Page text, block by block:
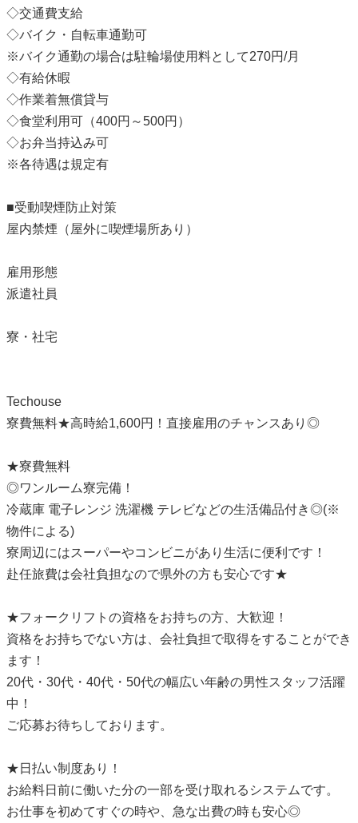
◇交通費支給
◇バイク・自転車通勤可
※バイク通勤の場合は駐輪場使用料として270円/月
◇有給休暇
◇作業着無償貸与
◇食堂利用可（400円～500円）
◇お弁当持込み可
※各待遇は規定有
■受動喫煙防止対策
屋内禁煙（屋外に喫煙場所あり）
雇用形態
派遣社員
寮・社宅
Techouse
寮費無料★高時給1,600円！直接雇用のチャンスあり◎
★寮費無料
◎ワンルーム寮完備！
冷蔵庫 電子レンジ 洗濯機 テレビなどの生活備品付き◎(※
物件による)
寮周辺にはスーパーやコンビニがあり生活に便利です！
赴任旅費は会社負担なので県外の方も安心です★
★フォークリフトの資格をお持ちの方、大歓迎！
資格をお持ちでない方は、会社負担で取得をすることができ
ます！
20代・30代・40代・50代の幅広い年齢の男性スタッフ活躍
中！
ご応募お待ちしております。
★日払い制度あり！
お給料日前に働いた分の一部を受け取れるシステムです。
お仕事を初めてすぐの時や、急な出費の時も安心◎